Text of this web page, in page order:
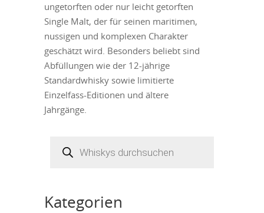
ungetorften oder nur leicht getorften
Single Malt, der für seinen maritimen,
nussigen und komplexen Charakter
geschätzt wird. Besonders beliebt sind
Abfüllungen wie der 12-jährige
Standardwhisky sowie limitierte
Einzelfass-Editionen und ältere
Jahrgänge.
search
Kategorien